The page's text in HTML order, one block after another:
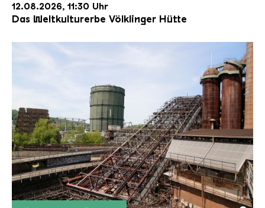
12.08.2026, 11:30 Uhr
Das Weltkulturerbe Völklinger Hütte